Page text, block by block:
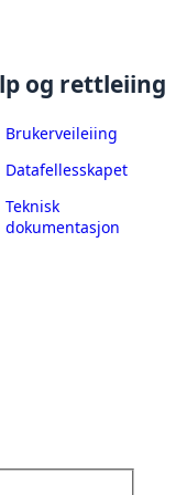
og rettleiing
Brukerveileiing
Datafellesskapet
Teknisk
dokumentasjon